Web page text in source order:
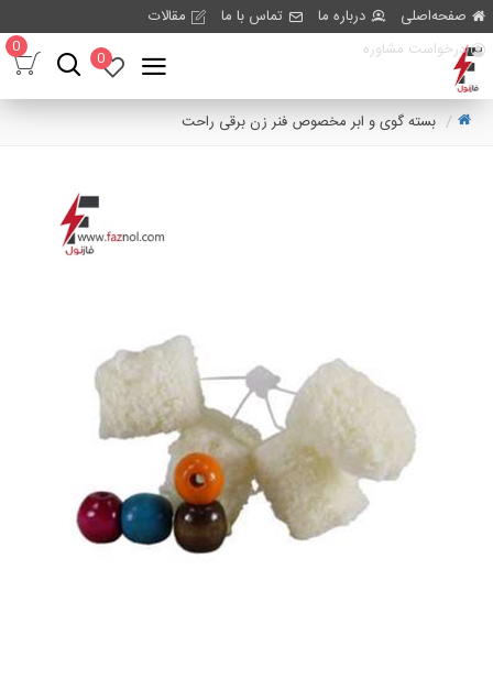
صفحه‌اصلی درباره ما تماس با ما
مقالات
درخواست مشاوره
0
0
بسته گوی و ابر مخصوص فنر زن برقی راحت